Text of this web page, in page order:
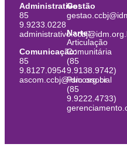
Administrativo:
85
9.9233.0228
Comunicação:
85
9.8127.0954
ascom.ccbj@idm.org.br
Gestão
Narte:
Articulação
Comunitária
(85
9.9138.9742)
Psicossocial
(85
9.9222.4733)